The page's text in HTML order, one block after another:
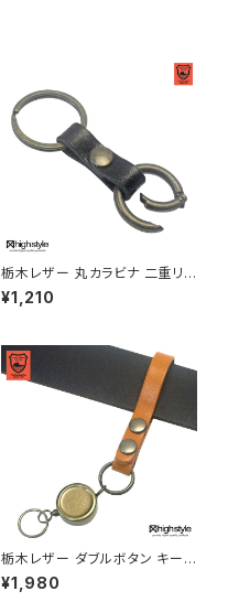
栃木レザー 丸カラビナ 二重リン
グ スタンダードタイプ キーホル
ダー hs-yam-680
¥1,210
栃木レザー ダブルボタン キー
ホルダー リールキー アンティー
クカラー スリムデザイン ベルト
¥1,980